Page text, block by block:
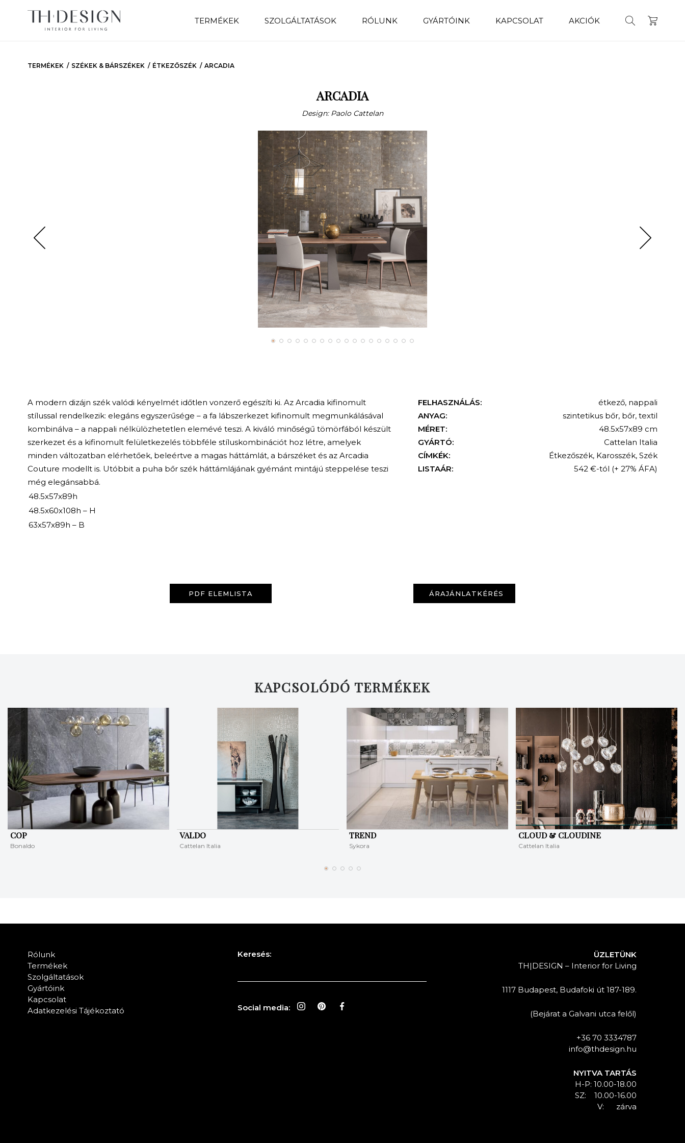
TERMÉKEK SZOLGÁLTATÁSOK RÓLUNK GYÁRTÓINK KAPCSOLAT AKCIÓK
TERMÉKEK SZÉKEK & BÁRSZÉKEK ÉTKEZŐSZÉK ARCADIA
ARCADIA
Design: Paolo Cattelan
A modern dizájn szék valódi kényelmét időtlen vonzerő egészíti ki. Az Arcadia kifinomult
stílussal rendelkezik: elegáns egyszerűsége – a fa lábszerkezet kifinomult megmunkálásával
kombinálva – a nappali nélkülözhetetlen elemévé teszi. A kiváló minőségű tömörfából készült
szerkezet és a kifinomult felületkezelés többféle stíluskombinációt hoz létre, amelyek
minden változatban elérhetőek, beleértve a magas háttámlát, a bárszéket és az Arcadia
Couture modellt is. Utóbbit a puha bőr szék háttámlájának gyémánt mintájú steppelése teszi
még elegánsabbá.
48.5x57x89h
48.5x60x108h – H
63x57x89h – B
FELHASZNÁLÁS: étkező, nappali
ANYAG:
szintetikus bőr, bőr,textil
MÉRET:
48.5x57x89 cm
GYÁRTÓ:
Cattelan Italia
CÍMKÉK:
Étkezőszék, Karosszék,Szék
LISTAÁR:
542 €-tól (+ 27% ÁFA)
PDF ELEMLISTA ÁRAJÁNLATKÉRÉS
KAPCSOLÓDÓ TERMÉKEK
COP
Bonaldo
VALDO
Cattelan Italia
TREND
Sykora
CLOUD & CLOUDINE
Cattelan Italia
Rólunk
Termékek
Szolgáltatások
Gyártóink
Kapcsolat
Adatkezelési Tájékoztató
Keresés:
Social media:
ÜZLETÜNK
TH|DESIGN – Interior for Living
1117 Budapest, Budafoki út 187-189.
(Bejárat a Galvani utca felől)
+36 70 3334787
info@thdesign.hu
NYITVA TARTÁS
H-P: 10.00-18.00
SZ: 10.00-16.00
V: zárva